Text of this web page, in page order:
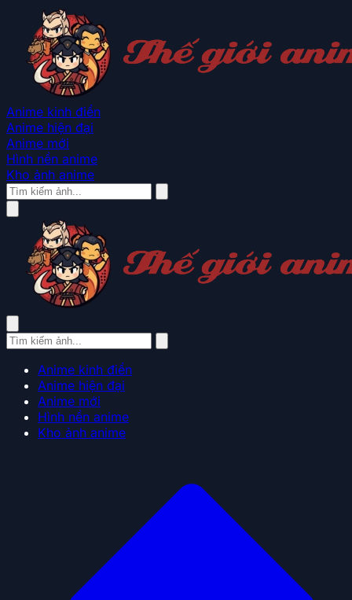
Anime kinh điển
Anime hiện đại
Anime mới
Hình nền anime
Kho ảnh anime
Anime kinh điển
Anime hiện đại
Anime mới
Hình nền anime
Kho ảnh anime